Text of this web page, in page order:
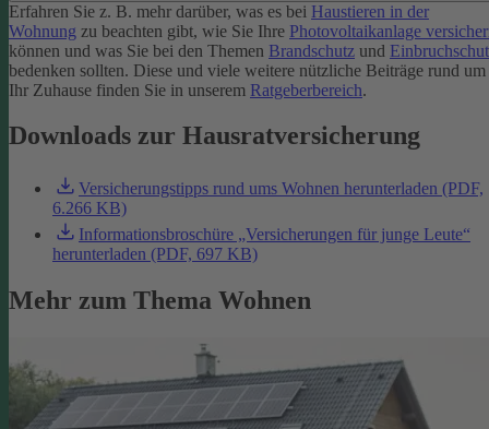
Erfahren Sie z. B. mehr darüber, was es bei Haustieren in der
Wohnung zu beachten gibt, wie Sie Ihre Photovoltaikanlage
können und was Sie bei den Themen Brandschutz und
bedenken sollten. Diese und viele weitere nützliche Beiträge rund um
Ihr Zuhause finden Sie in unserem Ratgeberbereich.
Downloads zur Hausratversicherung
Versicherungstipps rund ums Wohnen herunterladen (PDF,
6.266 KB)
Informationsbroschüre „Versicherungen für junge Leute“
herunterladen (PDF, 697 KB)
Mehr zum Thema Wohnen